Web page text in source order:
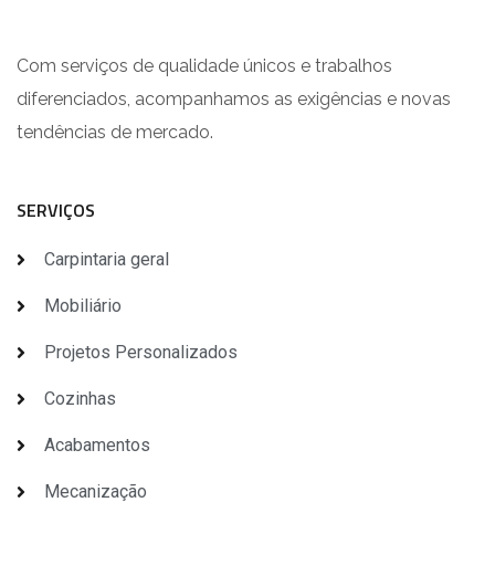
Com serviços de qualidade únicos e trabalhos
diferenciados, acompanhamos as exigências e novas
tendências de mercado.
SERVIÇOS
Carpintaria geral
Mobiliário
Projetos Personalizados
Cozinhas
Acabamentos
Mecanização